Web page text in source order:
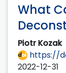
What
Piotr Kozak
https://
2022-12-31